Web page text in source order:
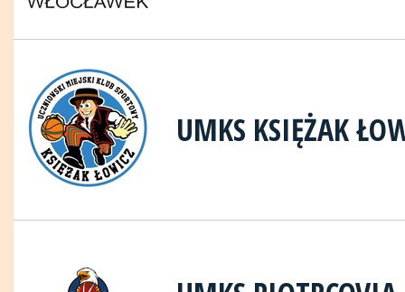
UMKS KSIĘŻAK